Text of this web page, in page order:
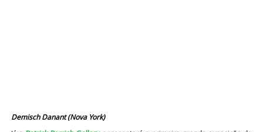
Demisch Danant (Nova York)